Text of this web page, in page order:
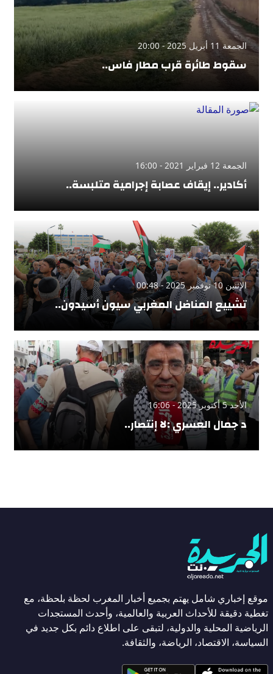
الجمعة 11 أبريل 2025 - 20:00
سقوط طائرة قرب مطار فاس..
الجمعة 12 فبراير 2021 - 16:00
أكادير.. إيقاف عصابة إجرامية متلبسة..
الإثنين 10 نوفمبر 2025 - 00:48
تشييع المناضل المغربي سيون أسيدون..
الأحد 5 أكتوبر 2025 - 16:06
د جمال العسري :لا إنتصار..
موقع إخباري شامل يهتم بجميع أخبار المغرب لحظة بلحظة، مع
تغطية دقيقة للأحداث العربية والعالمية، وأحدث المستجدات
الرياضية المحلية والدولية، لتبقى على اطلاع دائم بكل جديد في
السياسة، الاقتصاد، الرياضة، والثقافة.